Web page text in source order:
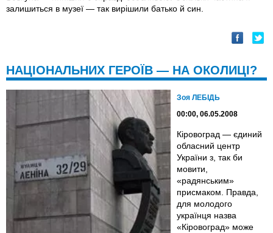
залишиться в музеї — так вирішили батько й син.
НАЦІОНАЛЬНИХ ГЕРОЇВ — НА ОКОЛИЦІ?
Зоя ЛЕБІДЬ
00:00, 06.05.2008
Кіровоград — єдиний
обласний центр
України з, так би
мовити,
«радянським»
присмаком. Правда,
для молодого
українця назва
«Кіровоград» може